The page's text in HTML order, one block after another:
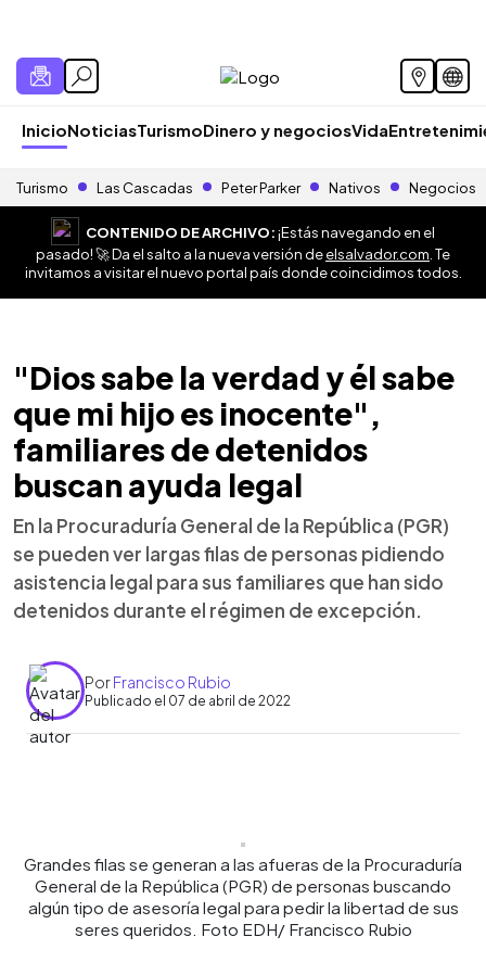
InicioNoticiasTurismoDinero y negociosVida
Turismo Las Cascadas Peter Parker Nativos Negocios
CONTENIDO DE ARCHIVO:¡Estás navegando en el
pasado! 🚀 Da el salto a la nueva versión deelsalvador.com . Te
invitamos a visitar el nuevo portal país donde coincidimos todos.
"Dios sabe la verdad y él sabe
que mi hijo es inocente",
familiares de detenidos
buscan ayuda legal
En la Procuraduría General de la República (PGR)
se pueden ver largas filas de personas pidiendo
asistencia legal para sus familiares que han sido
detenidos durante el régimen de excepción.
PorFrancisco Rubio
Publicado el 07 de abril de 2022
Grandes filas se generan a las afueras de la Procuraduría
General de la República (PGR) de personas buscando
algún tipo de asesoría legal para pedir la libertad de sus
seres queridos. Foto EDH/ Francisco Rubio